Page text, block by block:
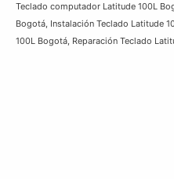
Teclado computador Latitude 100L
Bogotá, Instalación Teclado Latitude
100L Bogotá, Reparación Teclado